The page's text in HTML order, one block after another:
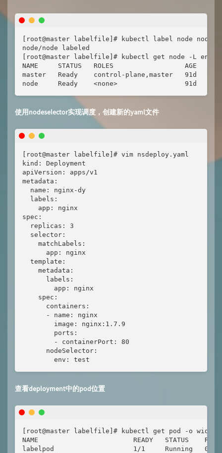
[root@master labelfile]# kubectl label node node
node/node labeled
[root@master labelfile]# kubectl get node -L env
NAME     STATUS   ROLES                  AGE
master   Ready    control-plane,master   91d
node     Ready    <none>                 91d
使用nodeselector实现调度，创建新的yaml文件
[root@master labelfile]# vim nsdeploy.yaml
kind: Deployment
apiVersion: apps/v1
metadata:
  name: nginx-dy
  labels:
app: nginx
spec:
  replicas: 3
  selector:
matchLabels:
app: nginx
  template:
metadata:
labels:
app: nginx
spec:
containers:
- name: nginx
image: nginx:1.7.9
ports:
- containerPort: 80
nodeSelector:
env: test
查看deployment中的pod位置
[root@master labelfile]# kubectl get pod -o wide
NAME                        READY   STATUS
labelpod                    1/1     Running   0